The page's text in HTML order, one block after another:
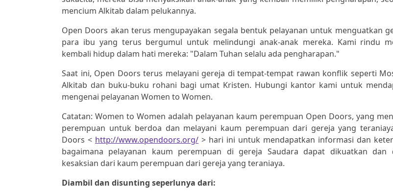
mencium Alkitab dalam pelukannya.
Open Doors akan terus mengupayakan segala bentuk pelayanan untuk menguatkan
para ibu yang terus bergumul untuk melindungi anak-anak mereka. Kami rindu
kembali hidup dalam hati mereka: "Dalam Tuhan selalu ada pengharapan."
Saat ini, Open Doors terus melayani gereja di tempat-tempat rawan konflik seperti
Alkitab dan buku-buku rohani bagi umat Kristen. Hubungi kantor kami untuk
mengenai pelayanan Women to Women.
Catatan: Women to Women adalah pelayanan kaum perempuan Open Doors, yang
perempuan untuk berdoa dan melayani kaum perempuan dari gereja yang
Doors < http://www.opendoors.org/ > hari ini untuk mendapatkan informasi dan
bagaimana pelayanan kaum perempuan di gereja Saudara dapat dikuatkan dan
kesaksian dari kaum perempuan dari gereja yang teraniaya.
Diambil dan disunting seperlunya dari: